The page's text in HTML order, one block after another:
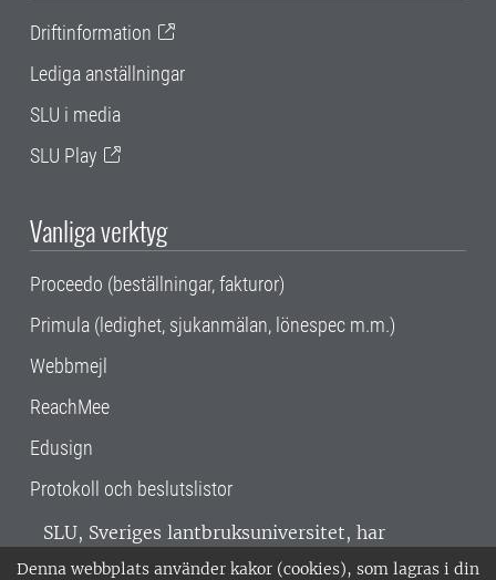
Denna webbplats använder kakor (cookies), som lagras i din
Driftinformation
Lediga anställningar
SLU i media
SLU Play
Vanliga verktyg
Proceedo (beställningar, fakturor)
Primula (ledighet, sjukanmälan, lönespec m.m.)
Webbmejl
ReachMee
Edusign
Protokoll och beslutslistor
SLU, Sveriges lantbruksuniversitet, har
verksamhet över hela Sverige. Huvudorter är